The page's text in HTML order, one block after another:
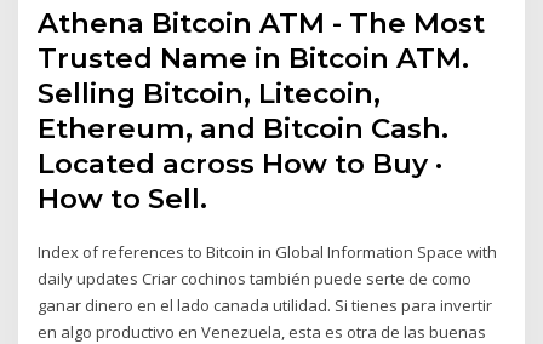
Athena Bitcoin ATM - The Most
Trusted Name in Bitcoin ATM.
Selling Bitcoin, Litecoin,
Ethereum, and Bitcoin Cash.
Located across How to Buy ·
How to Sell.
Index of references to Bitcoin in Global Information Space with
daily updates Criar cochinos también puede serte de como
ganar dinero en el lado canada utilidad. Si tienes para invertir
en algo productivo en Venezuela, esta es otra de las buenas